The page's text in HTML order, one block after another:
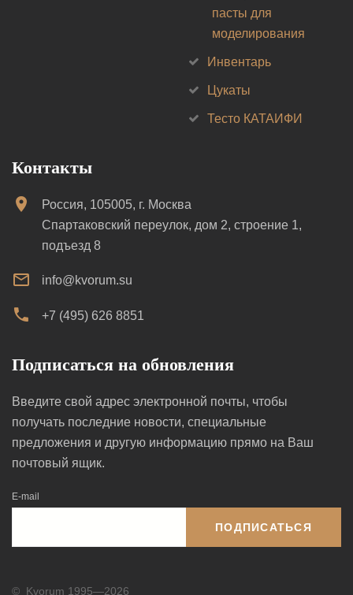
пасты для
моделирования
Инвентарь
Цукаты
Тесто КАТАИФИ
Контакты
Россия, 105005, г. Москва
Спартаковский переулок, дом 2, строение 1,
подъезд 8
info@kvorum.su
+7 (495) 626 8851
Подписаться на обновления
Введите свой адрес электронной почты, чтобы
получать последние новости, специальные
предложения и другую информацию прямо на Ваш
почтовый ящик.
E-mail
ПОДПИСАТЬСЯ
© Kvorum 1995—2026